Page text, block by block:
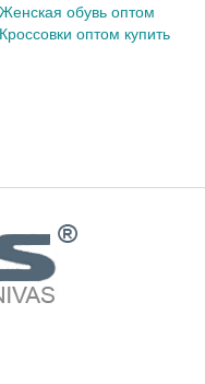
Женская обувь оптом
Кроссовки оптом купить